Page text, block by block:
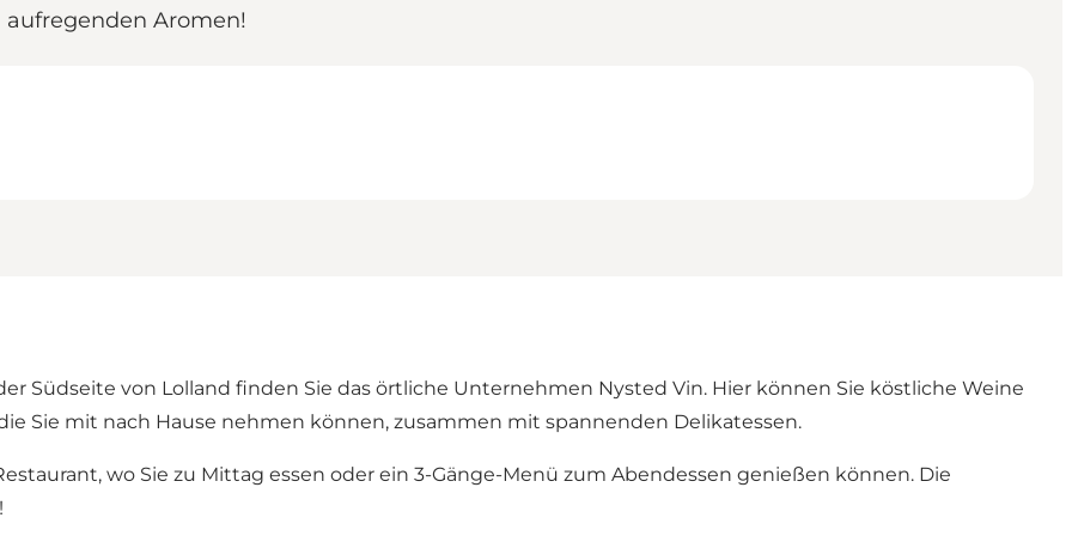
Aromen!
Südseite von Lolland finden Sie das örtliche Unternehmen Nysted Vin. Hier können Sie köstliche Weine
Sie mit nach Hause nehmen können, zusammen mit spannenden Delikatessen.
wo Sie zu Mittag essen oder ein 3-Gänge-Menü zum Abendessen genießen können. Die